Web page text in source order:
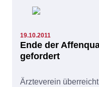
19.10.2011
Ende der
gefordert
Ärzteverein